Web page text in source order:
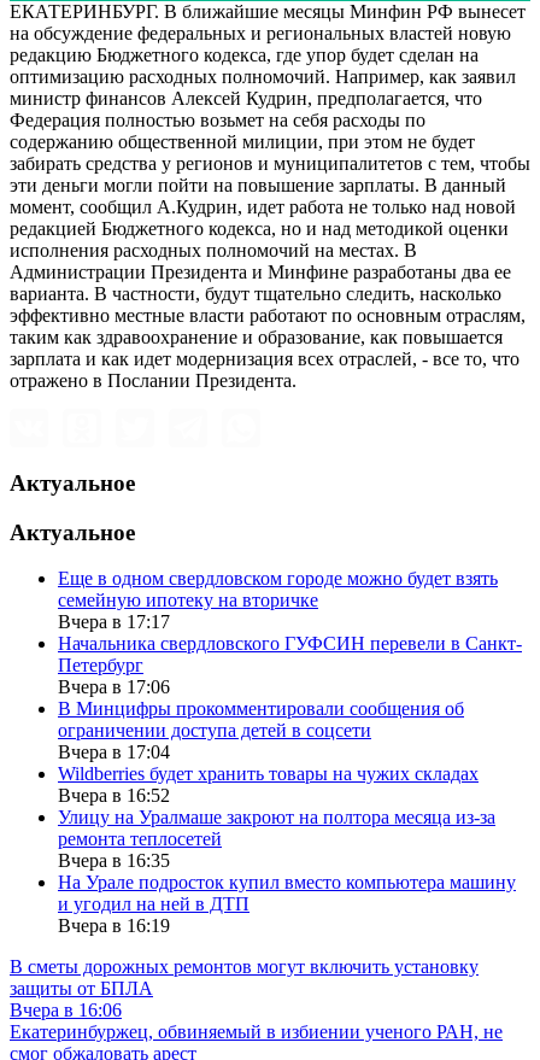
ЕКАТЕРИНБУРГ. В ближайшие месяцы Минфин РФ вынесет
на обсуждение федеральных и региональных властей новую
редакцию Бюджетного кодекса, где упор будет сделан на
оптимизацию расходных полномочий. Например, как заявил
министр финансов Алексей Кудрин, предполагается, что
Федерация полностью возьмет на себя расходы по
содержанию общественной милиции, при этом не будет
забирать средства у регионов и муниципалитетов с тем, чтобы
эти деньги могли пойти на повышение зарплаты. В данный
момент, сообщил А.Кудрин, идет работа не только над новой
редакцией Бюджетного кодекса, но и над методикой оценки
исполнения расходных полномочий на местах. В
Администрации Президента и Минфине разработаны два ее
варианта. В частности, будут тщательно следить, насколько
эффективно местные власти работают по основным отраслям,
таким как здравоохранение и образование, как повышается
зарплата и как идет модернизация всех отраслей, - все то, что
отражено в Послании Президента.
Актуальное
Актуальное
Еще в одном свердловском городе можно будет взять
семейную ипотеку на вторичке
Вчера в 17:17
Начальника свердловского ГУФСИН перевели в Санкт-
Петербург
Вчера в 17:06
В Минцифры прокомментировали сообщения об
ограничении доступа детей в соцсети
Вчера в 17:04
Wildberries будет хранить товары на чужих складах
Вчера в 16:52
Улицу на Уралмаше закроют на полтора месяца из-за
ремонта теплосетей
Вчера в 16:35
На Урале подросток купил вместо компьютера машину
и угодил на ней в ДТП
Вчера в 16:19
В сметы дорожных ремонтов могут включить установку
защиты от БПЛА
Вчера в 16:06
Екатеринбуржец, обвиняемый в избиении ученого РАН, не
смог обжаловать арест